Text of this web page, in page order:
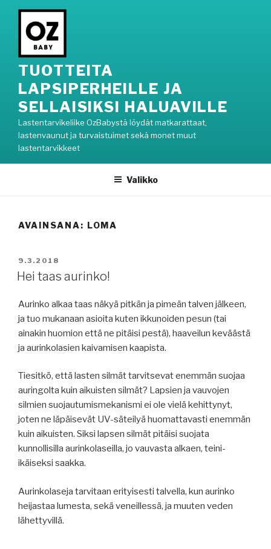
Siirry
sisältöön
TUOTTEITA
LAPSIPERHEILLE JA
SELLAISIKSI HALUAVILLE
Lastentarvikeliike OzBabystä löydät matkarattaat,
lastenvaunut ja turvaistuimet sekä monet muut
lastentarvikkeet
Valikko
AVAINSANA: LOMA
JULKAISTU
9.3.2018
Hei taas aurinko!
Aurinko alkaa taas näkyä pitkän ja pimeän talven jälkeen,
ja tuo mukanaan asioita kuten ikkunoiden pesun (tai
ainakin huomion että ne pitäisi pestä), haaveilun keväästä
ja aurinkolasien kaivamisen kaapista.
Tiesitkö, että lasten silmät tarvitsevat enemmän suojaa
auringolta kuin aikuisten silmät? Lapsien ja vauvojen
silmien suojautumismekanismi ei ole vielä kehittynyt,
joten ne läpäisevät UV-säteilyä huomattavasti enemmän
kuin aikuisten. Siksi lapsen silmät pitäisi suojata
kunnollisilla aurinkolaseilla, jo vauvasta alkaen, teini-
ikäiseksi saakka.
Aurinkolaseja tarvitaan erityisesti talvella, kun aurinko
heijastaa lumesta, sekä veneillessä, ja muuten veden
lähettyvillä.